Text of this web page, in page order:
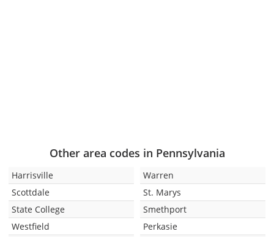
Other area codes in Pennsylvania
Harrisville
Scottdale
State College
Westfield
Warren
St. Marys
Smethport
Perkasie